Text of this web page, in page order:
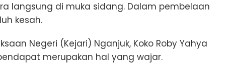
langsung di muka sidang. Dalam pembelaan
kesah.
Negeri (Kejari) Nganjuk, Koko Roby Yahya
merupakan hal yang wajar.